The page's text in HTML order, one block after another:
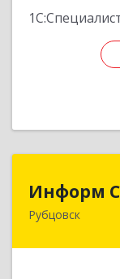
Информ
Рубцовск
658204,